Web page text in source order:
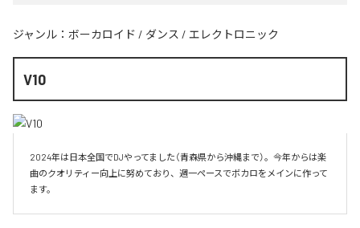
ジャンル： ボーカロイド / ダンス / エレクトロニック
V10
2024年は日本全国でDJやってました（青森県から沖縄まで）。今年からは楽
曲のクオリティー向上に努めており、週一ペースでボカロをメインに作って